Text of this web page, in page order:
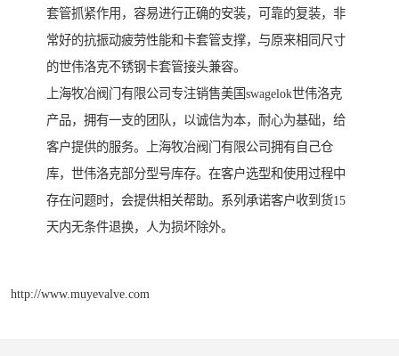
套管抓紧作用，容易进行正确的安装，可靠的复装，非
常好的抗振动疲劳性能和卡套管支撑，与原来相同尺寸
的世伟洛克不锈钢卡套管接头兼容。
上海牧冶阀门有限公司专注销售美国swagelok世伟洛克
产品，拥有一支的团队，以诚信为本，耐心为基础，给
客户提供的服务。上海牧冶阀门有限公司拥有自己仓
库，世伟洛克部分型号库存。在客户选型和使用过程中
存在问题时，会提供相关帮助。系列承诺客户收到货15
天内无条件退换，人为损坏除外。
http://www.muyevalve.com